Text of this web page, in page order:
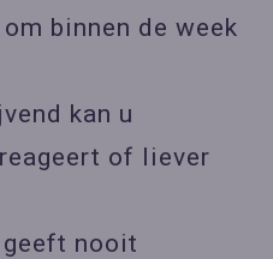
binnen de week
kan u
of liever
nooit